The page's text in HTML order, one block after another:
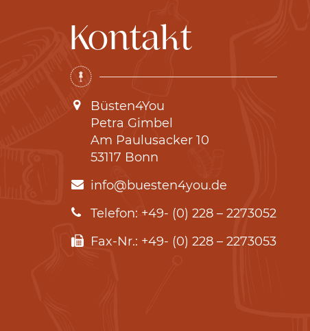
Kontakt
Büsten4You
Petra Gimbel
Am Paulusacker 10
53117 Bonn
info@buesten4you.de
Telefon: +49- (0) 228 – 2273052
Fax-Nr.: +49- (0) 228 – 2273053